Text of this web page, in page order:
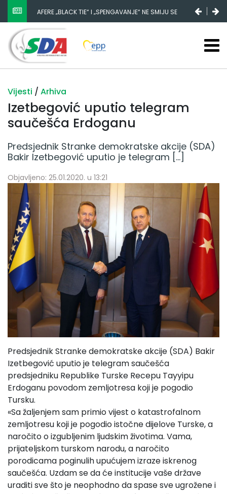
AFERE „BLACK TIE“ I „SPENGAVANJE“ NE SMIJU SE
ZATAŠKATI
Vijesti / Arhiva
Izetbegović uputio telegram
saučešća Erdoganu
Predsjednik Stranke demokratske akcije (SDA)
Bakir Izetbegović uputio je telegram […]
Objavljeno: 25.01.2020. u 13:21
Predsjednik Stranke demokratske akcije (SDA) Bakir
Izetbegović uputio je telegram saučešća
predsjedniku Republike Turske Recepu Tayyipu
Erdoganu povodom zemljotresa koji je pogodio
Tursku.
«Sa žaljenjem sam primio vijest o katastrofalnom
zemljotresu koji je pogodio istočne dijelove Turske, a
naročito o izgubljenim ljudskim životima. Vama,
prijateljskom turskom narodu, a naročito
porodicama poginulih upućujem izraze iskrenog
saučešća. Uzdam se da će institucije vaše države
uraditi sve što je neophodno da spase sve ugrožene i